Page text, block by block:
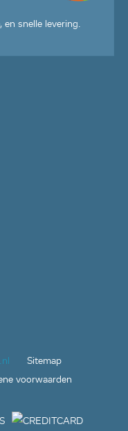
en snelle levering.
Sitemap
voorwaarden